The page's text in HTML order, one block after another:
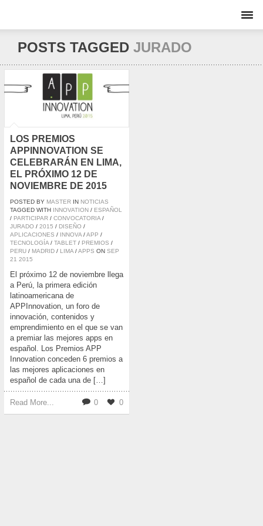
POSTS TAGGED JURADO
LOS PREMIOS
APPINNOVATION SE
CELEBRARÁN EN LIMA,
EL PRÓXIMO 12 DE
NOVIEMBRE DE 2015
POSTED BY MASTER IN NOTICIAS
TAGGED WITH INNOVATION / ESPAÑOL
/ PARTICIPAR / CONVOCATORIA /
JURADO / 2015 / DISEÑO /
APLICACIONES / INNOVA /APP /
TECNOLOGÍA / TABLET / PREMIOS /
PERU / MADRID / LIMA /APPS ON SEP
21 2015
El próximo 12 de noviembre llega
a Perú, la primera edición
latinoamericana de
APPInnovation, un foro de
innovación, contenidos y
emprendimiento en el que se van
a premiar las mejores apps en
español. Los Premios APP
Innovation conceden 6 premios a
las mejores aplicaciones en
español de cada una de […]
Read More... 0 0